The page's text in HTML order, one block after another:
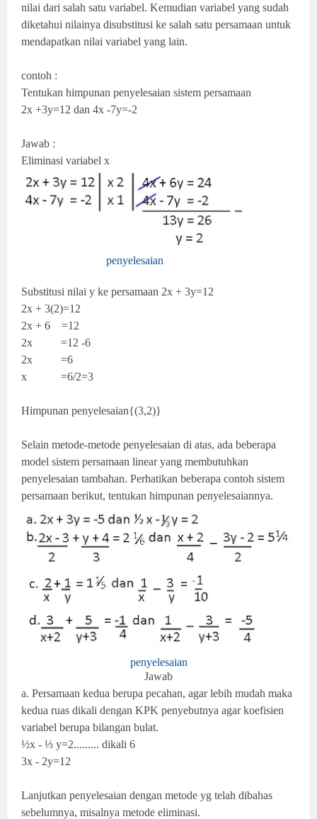
nilai dari salah satu variabel. Kemudian variabel yang sudah
diketahui nilainya disubstitusi ke salah satu persamaan untuk
mendapatkan nilai variabel yang lain.
contoh :
Tentukan himpunan penyelesaian sistem persamaan
2x +3y=12 dan 4x -7y=-2
Jawab :
Eliminasi variabel x
penyelesaian
Substitusi nilai y ke persamaan 2x + 3y=12
2x + 3(2)=12
2x + 6 =12
2x =12 -6
2x =6
x =6/2=3
Himpunan penyelesaian{(3,2)}
Selain metode-metode penyelesaian di atas, ada beberapa
model sistem persamaan linear yang membutuhkan
penyelesaian tambahan. Perhatikan beberapa contoh sistem
persamaan berikut, tentukan himpunan penyelesaiannya.
penyelesaian
Jawab
a. Persamaan kedua berupa pecahan, agar lebih mudah maka
kedua ruas dikali dengan KPK penyebutnya agar koefisien
variabel berupa bilangan bulat.
½x - ⅓ y=2......... dikali 6
3x - 2y=12
Lanjutkan penyelesaian dengan metode yg telah dibahas
sebelumnya, misalnya metode eliminasi.